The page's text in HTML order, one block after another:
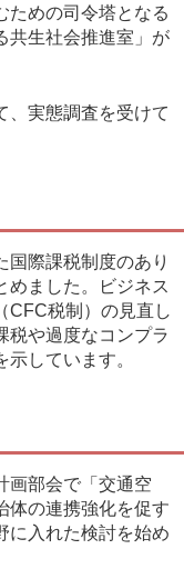
ための司令塔となる
共生社会推進室」が
実態調査を受けて
際課税制度のあり
めました。ビジネス
CFC税制）の見直し
税や過度なコンプラ
しています。
画部会で「交通空
体の連携強化を促す
に入れた検討を始め